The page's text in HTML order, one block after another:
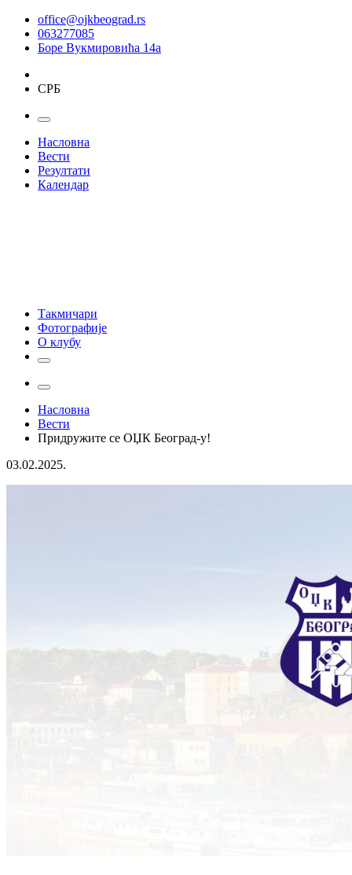
office@ojkbeograd.rs
063277085
Боре Вукмировића 14а
СРБ
Насловна
Вести
Резултати
Календар
Такмичари
Фотографије
О клубу
Насловна
Вести
Придружите се ОЏК Београд-у!
03.02.2025.